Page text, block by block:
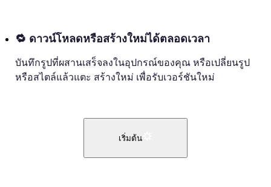
🔁 ดาวน์โหลดหรือสร้างใหม่ได้ตลอดเวลา
บันทึกรูปที่ผสานเสร็จลงในอุปกรณ์ของคุณ หรือเปลี่ยนรูป
หรือสไตล์แล้วแตะ สร้างใหม่ เพื่อรับเวอร์ชันใหม่
เริ่มต้น